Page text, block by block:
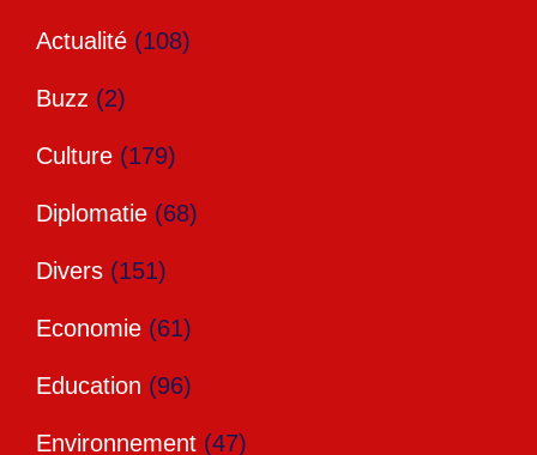
Actualité (108)
Buzz (2)
Culture (179)
Diplomatie (68)
Divers (151)
Economie (61)
Education (96)
Environnement (47)